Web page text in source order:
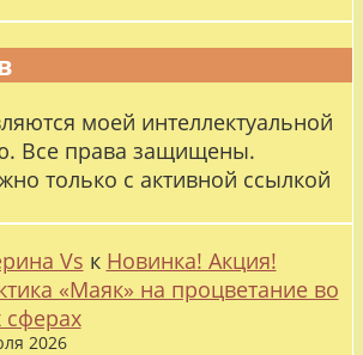
моей интеллектуальной
Все права защищены.
только с активной ссылкой
Vs к Новинка! Акция!
«Маяк» на процветание во
сферах
2026